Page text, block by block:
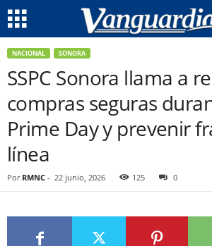
NACIONAL SONORA
SSPC Sonora llama a
compras seguras
Prime Day y prevenir
línea
Por RMNC - 22 junio, 2026 125 0